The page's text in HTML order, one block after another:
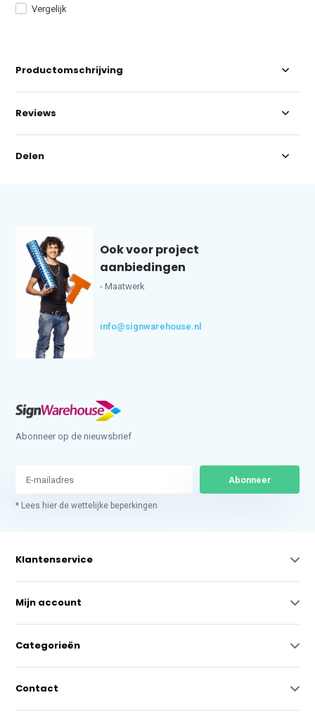
Vergelijk
Productomschrijving
Reviews
Delen
Ook voor project
aanbiedingen
- Maatwerk
info@signwarehouse.nl
Abonneer op de nieuwsbrief
Abonneer
* Lees hier de wettelijke beperkingen
Klantenservice
Mijn account
Categorieën
Contact